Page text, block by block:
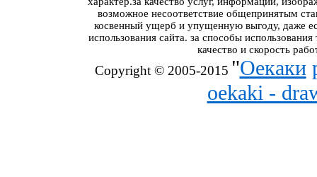
возможное несоответствие общепринятым
косвенный ущерб и упущенную выгоду, даже
использования сайта. за способы
качество и скорость
Copyright © 2005-2015 "Оекаки
oekaki -